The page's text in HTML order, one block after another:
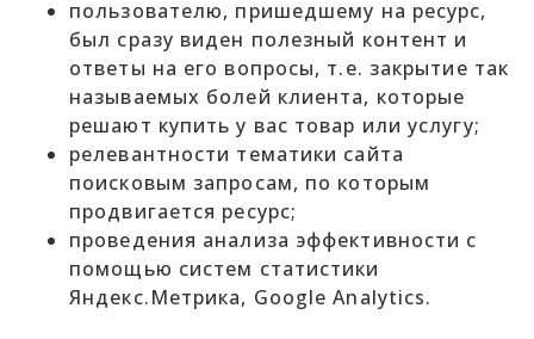
пользователю, пришедшему на ресурс,
был сразу виден полезный контент и
ответы на его вопросы, т.е. закрытие так
называемых болей клиента, которые
решают купить у вас товар или услугу;
релевантности тематики сайта
поисковым запросам, по которым
продвигается ресурс;
проведения анализа эффективности с
помощью систем статистики
Яндекс.Метрика, Google Analytics.